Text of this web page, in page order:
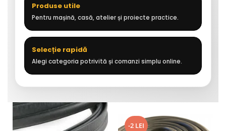
Produse utile
Pentru mașină, casă, atelier și proiecte practice.
Selecție rapidă
Alegi categoria potrivită și comanzi simplu online.
-2 LEI